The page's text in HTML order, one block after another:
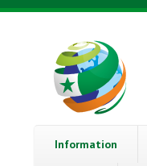
Direkt zum Inhalt
Information